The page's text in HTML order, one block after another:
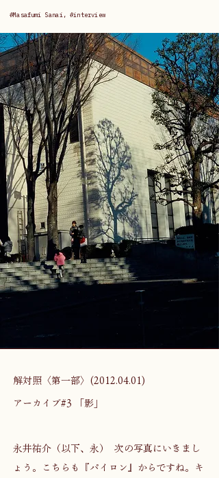
#Masafumi Sanai, #interview
解対照〈第一部〉(2012.04.01)
アーカイブ#3 「影」
永井祐介（以下、永）  次の写真にいきまし
ょう。こちらも『パイロン』からですね。キ